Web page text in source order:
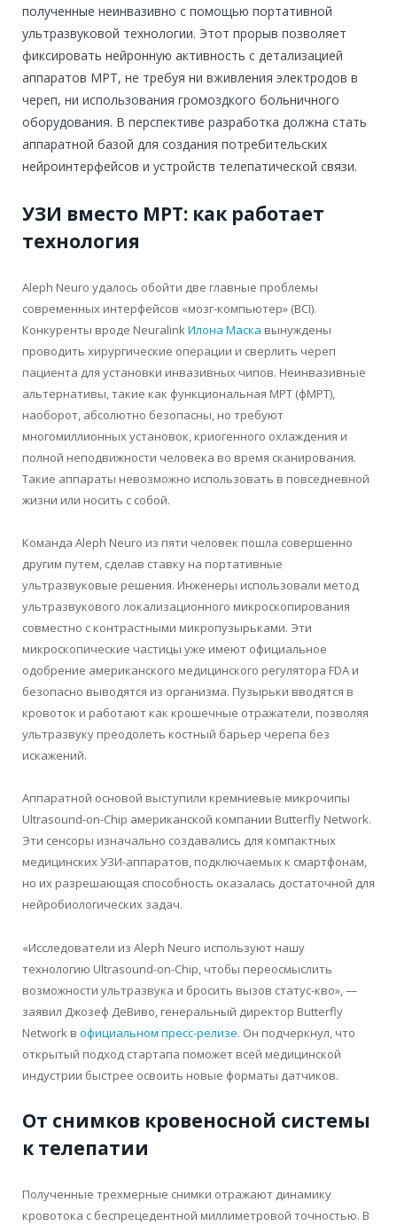
полученные неинвазивно с помощью портативной
ультразвуковой технологии. Этот прорыв позволяет
фиксировать нейронную активность с детализацией
аппаратов МРТ, не требуя ни вживления электродов в
череп, ни использования громоздкого больничного
оборудования. В перспективе разработка должна стать
аппаратной базой для создания потребительских
нейроинтерфейсов и устройств телепатической связи.
УЗИ вместо МРТ: как работает
технология
Aleph Neuro удалось обойти две главные проблемы
современных интерфейсов «мозг-компьютер» (BCI).
Конкуренты вроде NeuralinkИлона Маска вынуждены
проводить хирургические операции и сверлить череп
пациента для установки инвазивных чипов. Неинвазивные
альтернативы, такие как функциональная МРТ (фМРТ),
наоборот, абсолютно безопасны, но требуют
многомиллионных установок, криогенного охлаждения и
полной неподвижности человека во время сканирования.
Такие аппараты невозможно использовать в повседневной
жизни или носить с собой.
Команда Aleph Neuro из пяти человек пошла совершенно
другим путем, сделав ставку на портативные
ультразвуковые решения. Инженеры использовали метод
ультразвукового локализационного микроскопирования
совместно с контрастными микропузырьками. Эти
микроскопические частицы уже имеют официальное
одобрение американского медицинского регулятора FDA и
безопасно выводятся из организма. Пузырьки вводятся в
кровоток и работают как крошечные отражатели, позволяя
ультразвуку преодолеть костный барьер черепа без
искажений.
Аппаратной основой выступили кремниевые микрочипы
Ultrasound-on-Chip американской компании Butterfly Network.
Эти сенсоры изначально создавались для компактных
медицинских УЗИ-аппаратов, подключаемых к смартфонам,
но их разрешающая способность оказалась достаточной для
нейробиологических задач.
«Исследователи из Aleph Neuro используют нашу
технологию Ultrasound-on-Chip, чтобы переосмыслить
возможности ультразвука и бросить вызов статус-кво», —
заявил Джозеф ДеВиво, генеральный директор Butterfly
Network в официальном пресс-релизе. Он подчеркнул, что
открытый подход стартапа поможет всей медицинской
индустрии быстрее освоить новые форматы датчиков.
От снимков кровеносной системы
к телепатии
Полученные трехмерные снимки отражают динамику
кровотока с беспрецедентной миллиметровой точностью. В